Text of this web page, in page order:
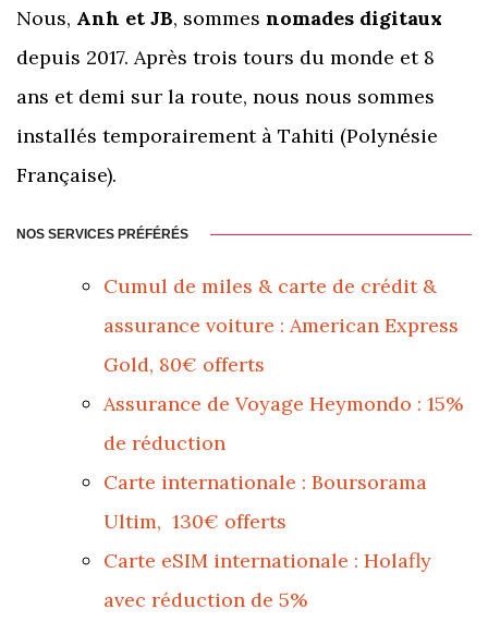
Nous, Anh et JB, sommes nomades digitaux
depuis 2017. Après trois tours du monde et 8
ans et demi sur la route, nous nous sommes
installés temporairement à Tahiti (Polynésie
Française).
NOS SERVICES PRÉFÉRÉS
Cumul de miles & carte de crédit &
assurance voiture : American Express
Gold, 80€ offerts
Assurance de Voyage Heymondo : 15%
de réduction
Carte internationale : Boursorama
Ultim, 130€ offerts
Carte eSIM internationale : Holafly
avec réduction de 5%